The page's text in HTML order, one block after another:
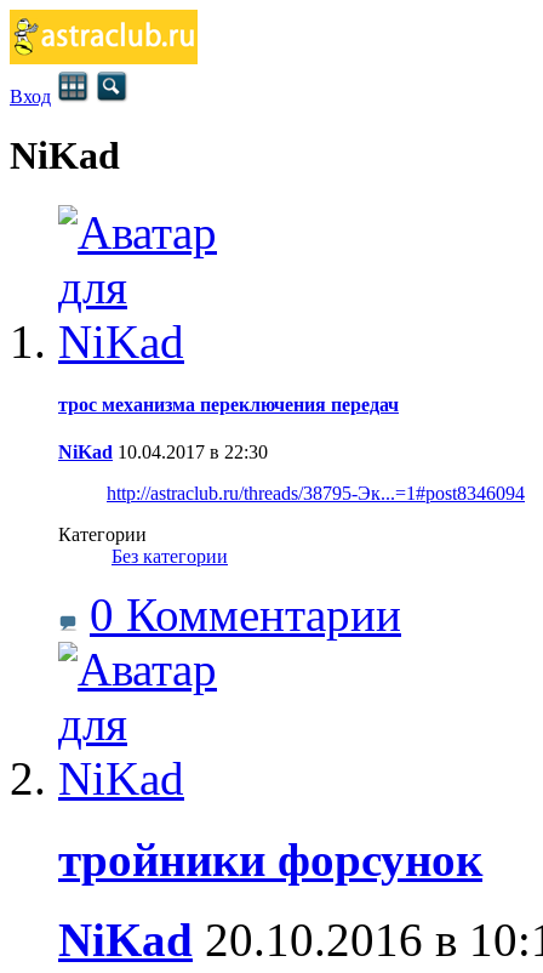
Вход
NiKad
трос механизма переключения передач
NiKad 10.04.2017 в 22:30
http://astraclub.ru/threads/38795-Эк...=1#post8346094
Категории
Без категории
0 Комментарии
тройники форсунок
NiKad 20.10.2016 в